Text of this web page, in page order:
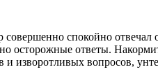
совершенно спокойно
осторожные ответы.
и изворотливых вопросов,